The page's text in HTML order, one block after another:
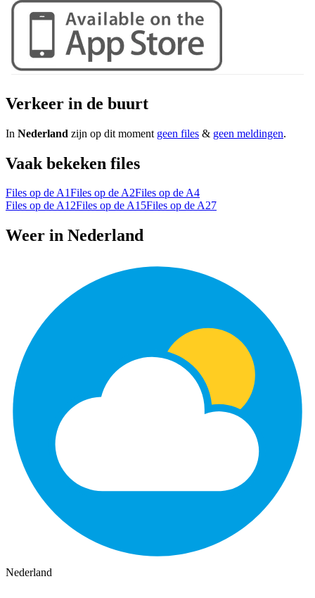
Verkeer in de buurt
In Nederland zijn op dit moment geen files & geen meldingen.
Vaak bekeken files
Files op de A1Files op de A2Files op de A4
Files op de A12Files op de A15Files op de A27
Weer in Nederland
Nederland